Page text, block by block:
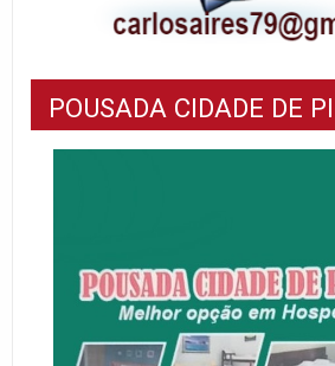
POUSADA CIDADE DE